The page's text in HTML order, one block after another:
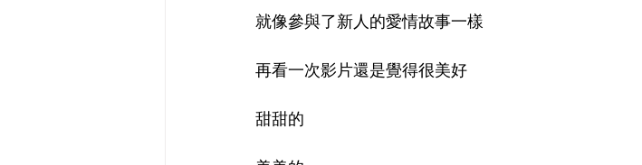
就像參與了新人的愛情故事一樣
再看一次影片還是覺得很美好
甜甜的